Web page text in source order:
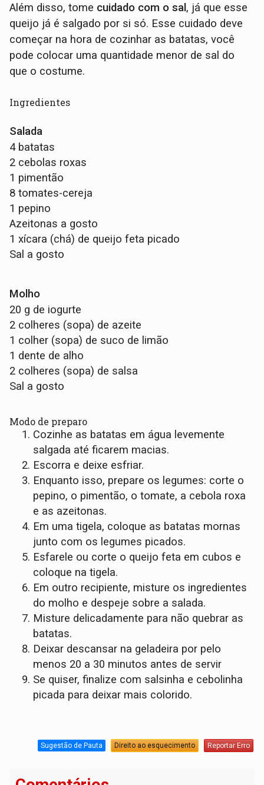
Além disso, tome cuidado com o sal , já que esse
queijo já é salgado por si só. Esse cuidado deve
começar na hora de cozinhar as batatas, você
pode colocar uma quantidade menor de sal do
que o costume.
Ingredientes
Salada
4 batatas
2 cebolas roxas
1 pimentão​
8 tomates-cereja
1 pepino
Azeitonas a gosto
1 xícara (chá) de queijo feta picado
Sal a gosto
Molho
20 g de iogurte
2 colheres (sopa) de azeite
1 colher (sopa) de suco de limão
1 dente de alho
2 colheres (sopa) de salsa
Sal a gosto
Modo de preparo
Cozinhe as batatas em água levemente
salgada até ficarem macias.
Escorra e deixe esfriar.
Enquanto isso, prepare os legumes: corte o
pepino, o pimentão, o tomate, a cebola roxa
e as azeitonas.
Em uma tigela, coloque as batatas mornas
junto com os legumes picados.
Esfarele ou corte o queijo feta em cubos e
coloque na tigela.
Em outro recipiente, misture os ingredientes
do molho e despeje sobre a salada.
Misture delicadamente para não quebrar as
batatas.
Deixar descansar na geladeira por pelo
menos 20 a 30 minutos antes de servir
Se quiser, finalize com salsinha e cebolinha
picada para deixar mais colorido.
Sugestão de Pauta Direito ao esquecimento Reportar Erro